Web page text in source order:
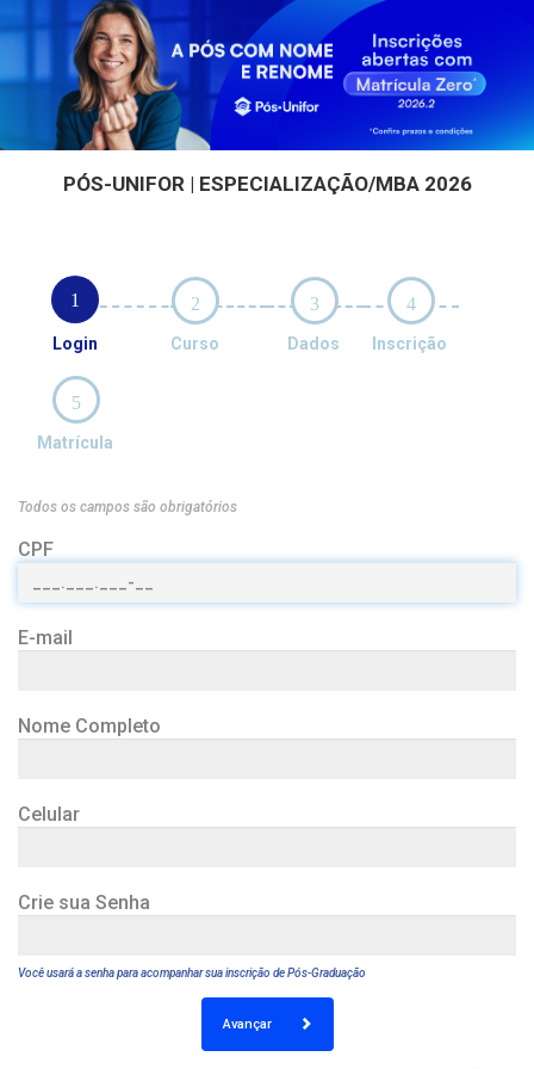
PÓS-UNIFOR | ESPECIALIZAÇÃO/MBA 2026
1
Login
2
Curso
3
Dados
4
Inscrição
5
Matrícula
Todos os campos são obrigatórios
CPF
E-mail
Nome Completo
Celular
Crie sua Senha
Você usará a senha para acompanhar sua inscrição de Pós-Graduação
Avançar